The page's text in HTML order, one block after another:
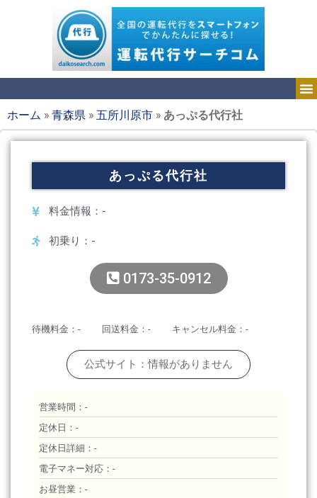
ホーム »青森県 » 五所川原市 » あっぷる代行社
あっぷる代行社
料金情報：-
初乗り：-
0173-35-0912
待機料金：- 回送料金：- キャンセル料金：-
公式サイト：情報がありません
営業時間：-
定休日：-
定休日詳細：-
電子マネー対応：-
お昼営業：-